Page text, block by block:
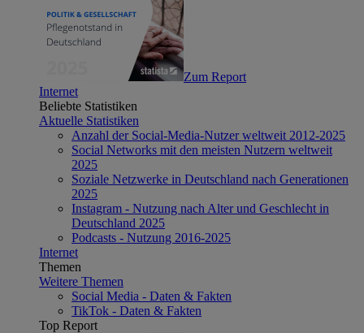
Zum Report
Internet
Beliebte Statistiken
Aktuelle Statistiken
Anzahl der Social-Media-Nutzer weltweit 2012-2025
Social Networks mit den meisten Nutzern weltweit
2025
Soziale Netzwerke in Deutschland nach Generationen
2025
Instagram - Nutzung nach Alter und Geschlecht in
Deutschland 2025
Podcasts - Nutzung 2016-2025
Internet
Themen
Weitere Themen
Social Media - Daten & Fakten
TikTok - Daten & Fakten
Top Report